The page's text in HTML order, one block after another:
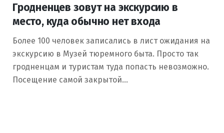
Гродненцев зовут на экскурсию в
место, куда обычно нет входа
Более 100 человек записались в лист ожидания на
экскурсию в Музей тюремного быта. Просто так
гродненцам и туристам туда попасть невозможно.
Посещение самой закрытой…